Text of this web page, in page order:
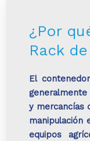
¿Por
Rack
El
y mercancías
manipulación
equipos